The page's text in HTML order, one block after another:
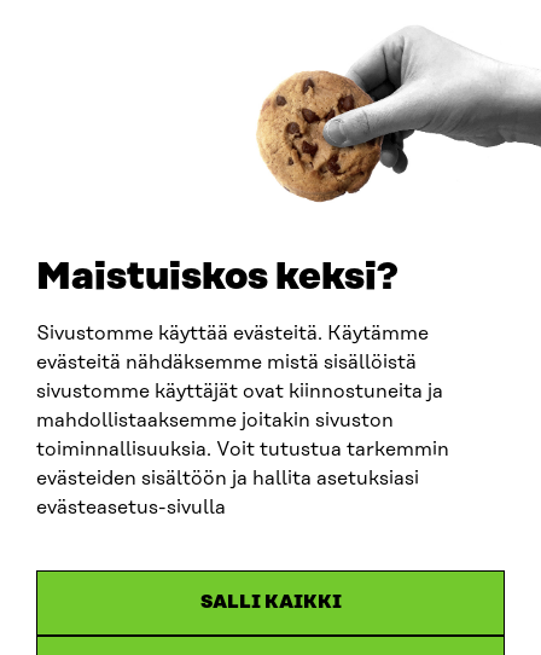
Maistuiskos keksi?
Sivustomme käyttää evästeitä. Käytämme
evästeitä nähdäksemme mistä sisällöistä
sivustomme käyttäjät ovat kiinnostuneita ja
mahdollistaaksemme joitakin sivuston
toiminnallisuuksia. Voit tutustua tarkemmin
evästeiden sisältöön ja hallita asetuksiasi
evästeasetus-sivulla
SALLI KAIKKI
fornamn.efternamn@sitra.fi
SITRA PÅ SOCIALA MEDIER
LinkedIn
Instagram
YouTube